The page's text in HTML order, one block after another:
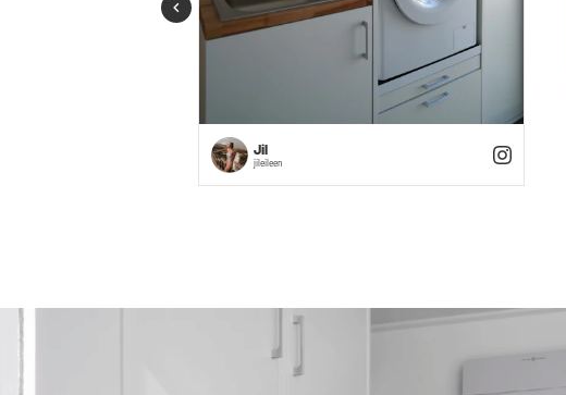
Jil
jileileen